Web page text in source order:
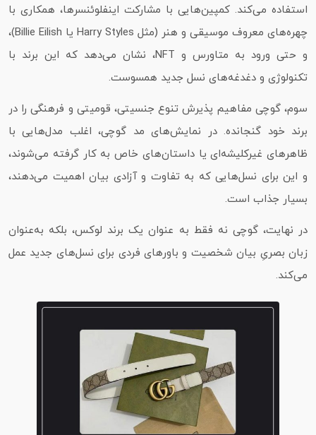
استفاده می‌کند. کمپین‌هایی با مشارکت اینفلوئنسرها، همکاری با
چهره‌های معروف موسیقی و هنر (مثل Harry Styles یا Billie Eilish)،
و حتی ورود به متاورس و NFT، نشان می‌دهد که این برند با
تکنولوژی و دغدغه‌های نسل جدید همسوست.
سوم، گوچی مفاهیم پذیرش تنوع جنسیتی، قومیتی و فرهنگی را در
برند خود گنجانده. در نمایش‌های مد گوچی، اغلب مدل‌هایی با
ظاهرهای غیرکلیشه‌ای یا داستان‌های خاص به‌ کار گرفته می‌شوند،
و این برای نسل‌هایی که به تفاوت و آزادی بیان اهمیت می‌دهند،
بسیار جذاب است.
در نهایت، گوچی نه‌ فقط به‌ عنوان یک برند لوکس، بلکه به‌عنوان
زبان بصریِ بیان شخصیت و باورهای فردی برای نسل‌های جدید عمل
می‌کند.